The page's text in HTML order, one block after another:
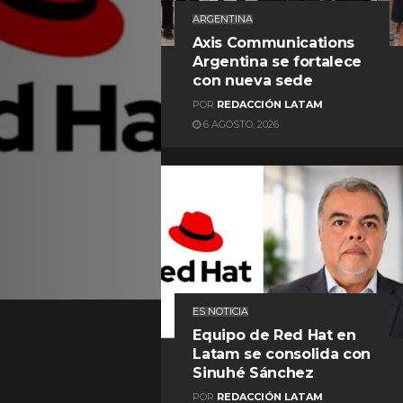
ARGENTINA
Axis Communications
Argentina se fortalece
con nueva sede
POR REDACCIÓN LATAM
6 AGOSTO, 2026
ES NOTICIA
Equipo de Red Hat en
Latam se consolida con
Sinuhé Sánchez
POR REDACCIÓN LATAM